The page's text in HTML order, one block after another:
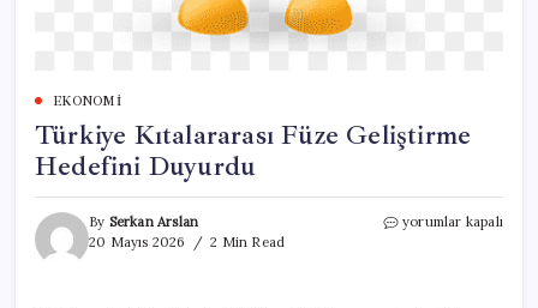
EKONOMI
Türkiye Kıtalararası Füze Geliştirme
Hedefini Duyurdu
By Serkan Arslan
20 Mayıs 2026
2 Min Read
Türkiye
yorumlar kapalı